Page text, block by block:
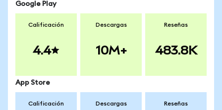
Google Play
Calificación
4.4
Descargas
10M+
Reseñas
483.8K
App Store
Calificación Descargas Reseñas